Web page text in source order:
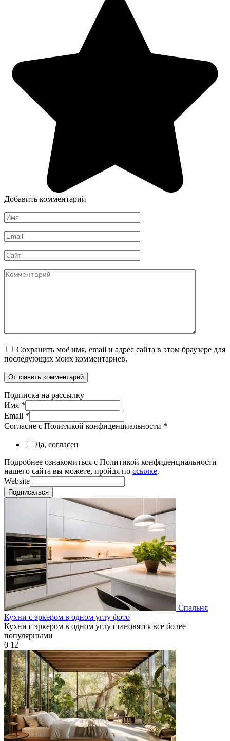
Добавить комментарий
Имя
*
Email
*
Сайт
Комментарий
Сохранить моё имя, email и адрес сайта в этом браузере для
последующих моих комментариев.
Подписка на рассылку
Имя *
Email *
Согласие с Политикой конфиденциальности *
Да, согласен
Подробнее ознакомиться с Политикой конфиденциальности
нашего сайта вы можете, пройдя по ссылке.
Website
Подписаться
Спальня
Кухни с эркером в одном углу фото
Кухни с эркером в одном углу становятся все более
популярными
0 12